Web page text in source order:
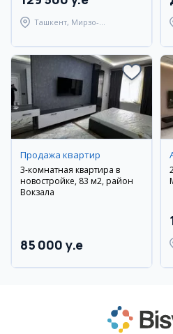
Ташкент, Мирзо-
Продажа квартир
3-комнатная квартира в
новостройке, 83 м2, район
Вокзала
85 000 y.e